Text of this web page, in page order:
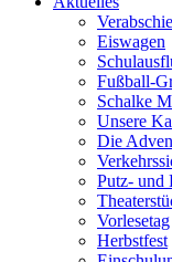
Eiswagen
Fußball-
Schalke
Unsere
Die
Putz- und
Vorlesetag
Herbstfest